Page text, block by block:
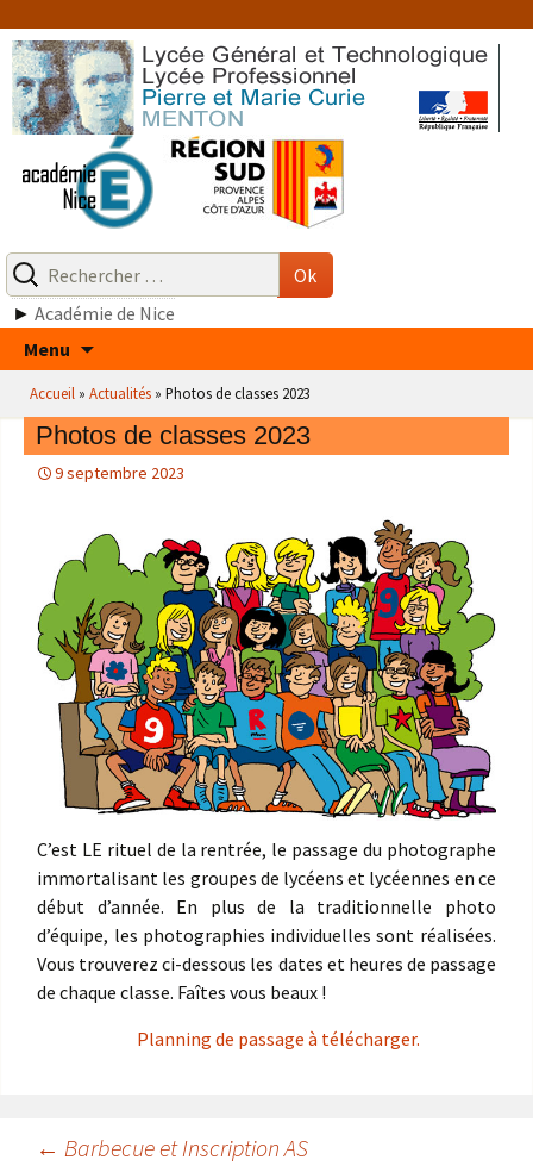
au
contenu
pour
:
Ok
► Académie de Nice
Menu
au
contenu
Accueil » Actualités » Photos de classes 2023
Photos de classes 2023
9 septembre 2023
C’est LE rituel de la rentrée, le passage du photographe
immortalisant les groupes de lycéens et lycéennes en ce
début d’année. En plus de la traditionnelle photo
d’équipe, les photographies individuelles sont réalisées.
Vous trouverez ci-dessous les dates et heures de passage
de chaque classe. Faîtes vous beaux !
Planning de passage à télécharger.
Navigation
← Barbecue et Inscription AS